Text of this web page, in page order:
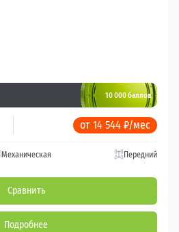
10 000 баллов
от 14 544 ₽/мес
Механическая Передний
Сравнить
Подробнее